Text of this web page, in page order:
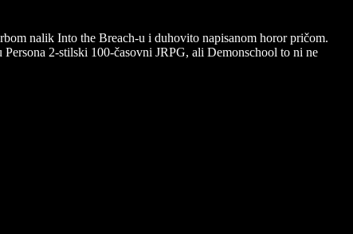
nalik Into the Breach-u i duhovito napisanom horor pričom.
2-stilski 100-časovni JRPG, ali Demonschool to ni ne